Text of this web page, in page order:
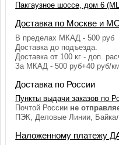
Пакгаузное шоссе, дом 6
Доставка по Москве и
В пределах МКАД - 500 руб
Доставка до подъезда.
Доставка от 100 кг - доп.
За МКАД - 500 руб+40 руб/км
Доставка по России
Пункты выдачи заказов по
Почтой России не
ПЭК, Деловые Линии,
Наложенному платежу